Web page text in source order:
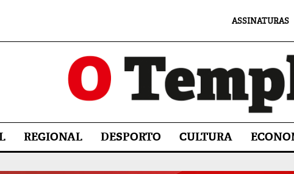
ASSINATURAS
REGIONAL DESPORTO CULTURA